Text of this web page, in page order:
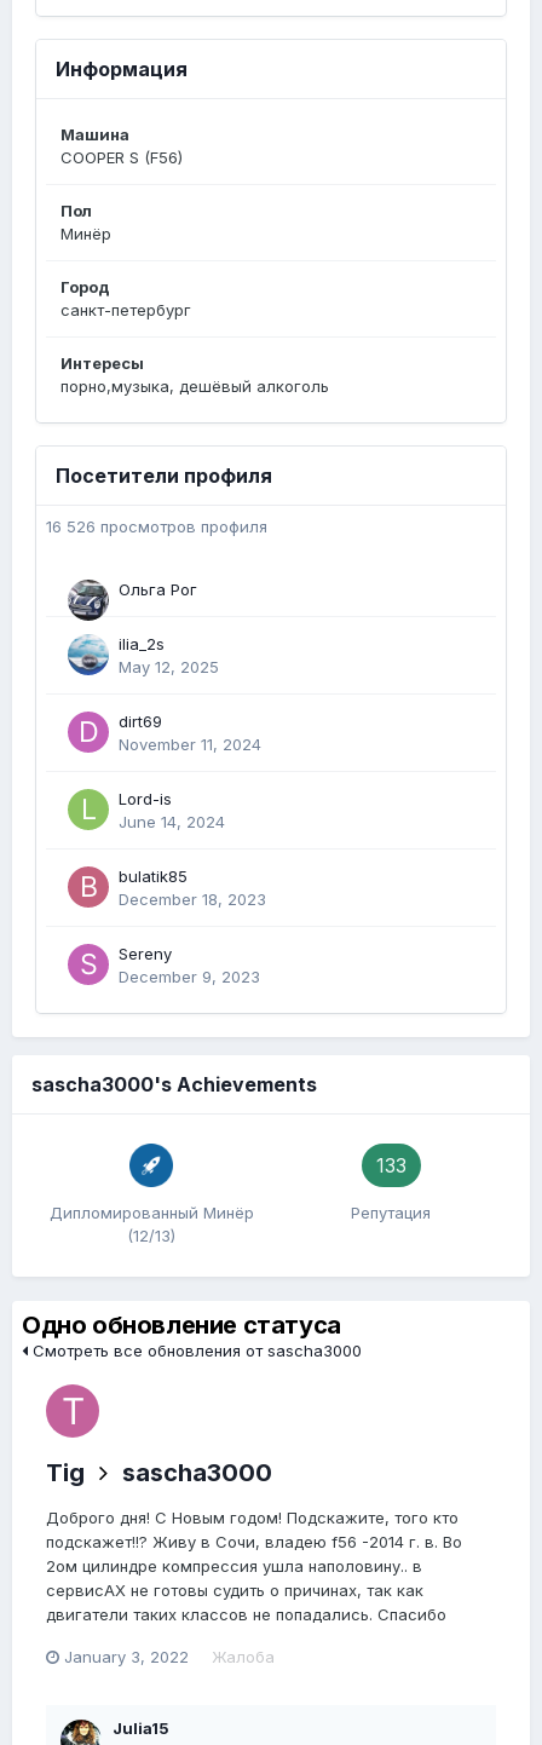
Информация
Машина
COOPER S (F56)
Пол
Минёр
Город
санкт-петербург
Интересы
порно,музыка, дешёвый алкоголь
Посетители профиля
16 526 просмотров профиля
Ольга Рог
ilia_2s
May 12, 2025
dirt69
November 11, 2024
Lord-is
June 14, 2024
bulatik85
December 18, 2023
Sereny
December 9, 2023
sascha3000's Achievements
Дипломированный Минёр
(12/13)
133
Репутация
Одно обновление статуса
Смотреть все обновления от sascha3000
Tig sascha3000
Доброго дня! С Новым годом! Подскажите, того кто
подскажет!!? Живу в Сочи, владею f56 -2014 г. в. Во
2ом цилиндре компрессия ушла наполовину.. в
сервисАХ не готовы судить о причинах, так как
двигатели таких классов не попадались. Спасибо
January 3, 2022 Жалоба
Julia15